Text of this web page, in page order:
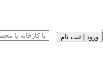
ورود | ثبت نام